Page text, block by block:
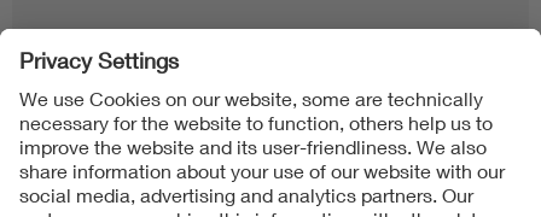
Follow us on